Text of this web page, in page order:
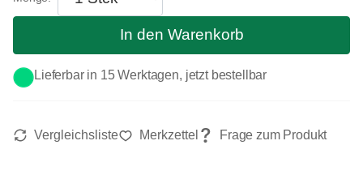
Lieferbar in 15 Werktagen, jetzt bestellbar
In den Warenkorb